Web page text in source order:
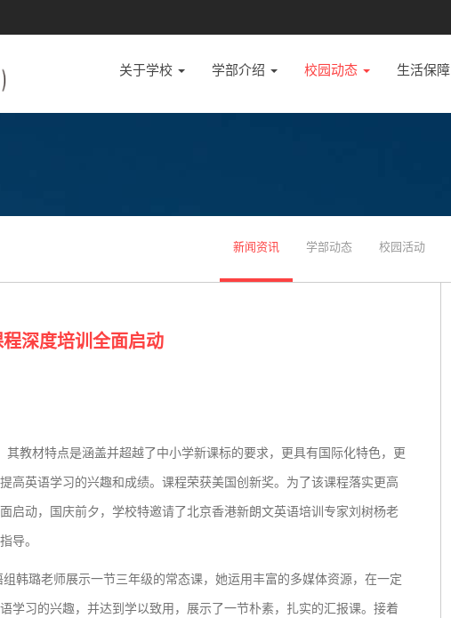
关于学校 学部介绍 校园动态 生活保障
新闻资讯 学部动态 校园活动
深度培训全面启动
教材特点是涵盖并超越了中小学新课标的要求，更具有国际化特色，更
高英语学习的兴趣和成绩。课程荣获美国创新奖。为了该课程落实更高
启动，国庆前夕，学校特邀请了北京香港新朗文英语培训专家刘树杨老
导。
璐老师展示一节三年级的常态课，她运用丰富的多媒体资源，在一定
学习的兴趣，并达到学以致用，展示了一节朴素，扎实的汇报课。接着